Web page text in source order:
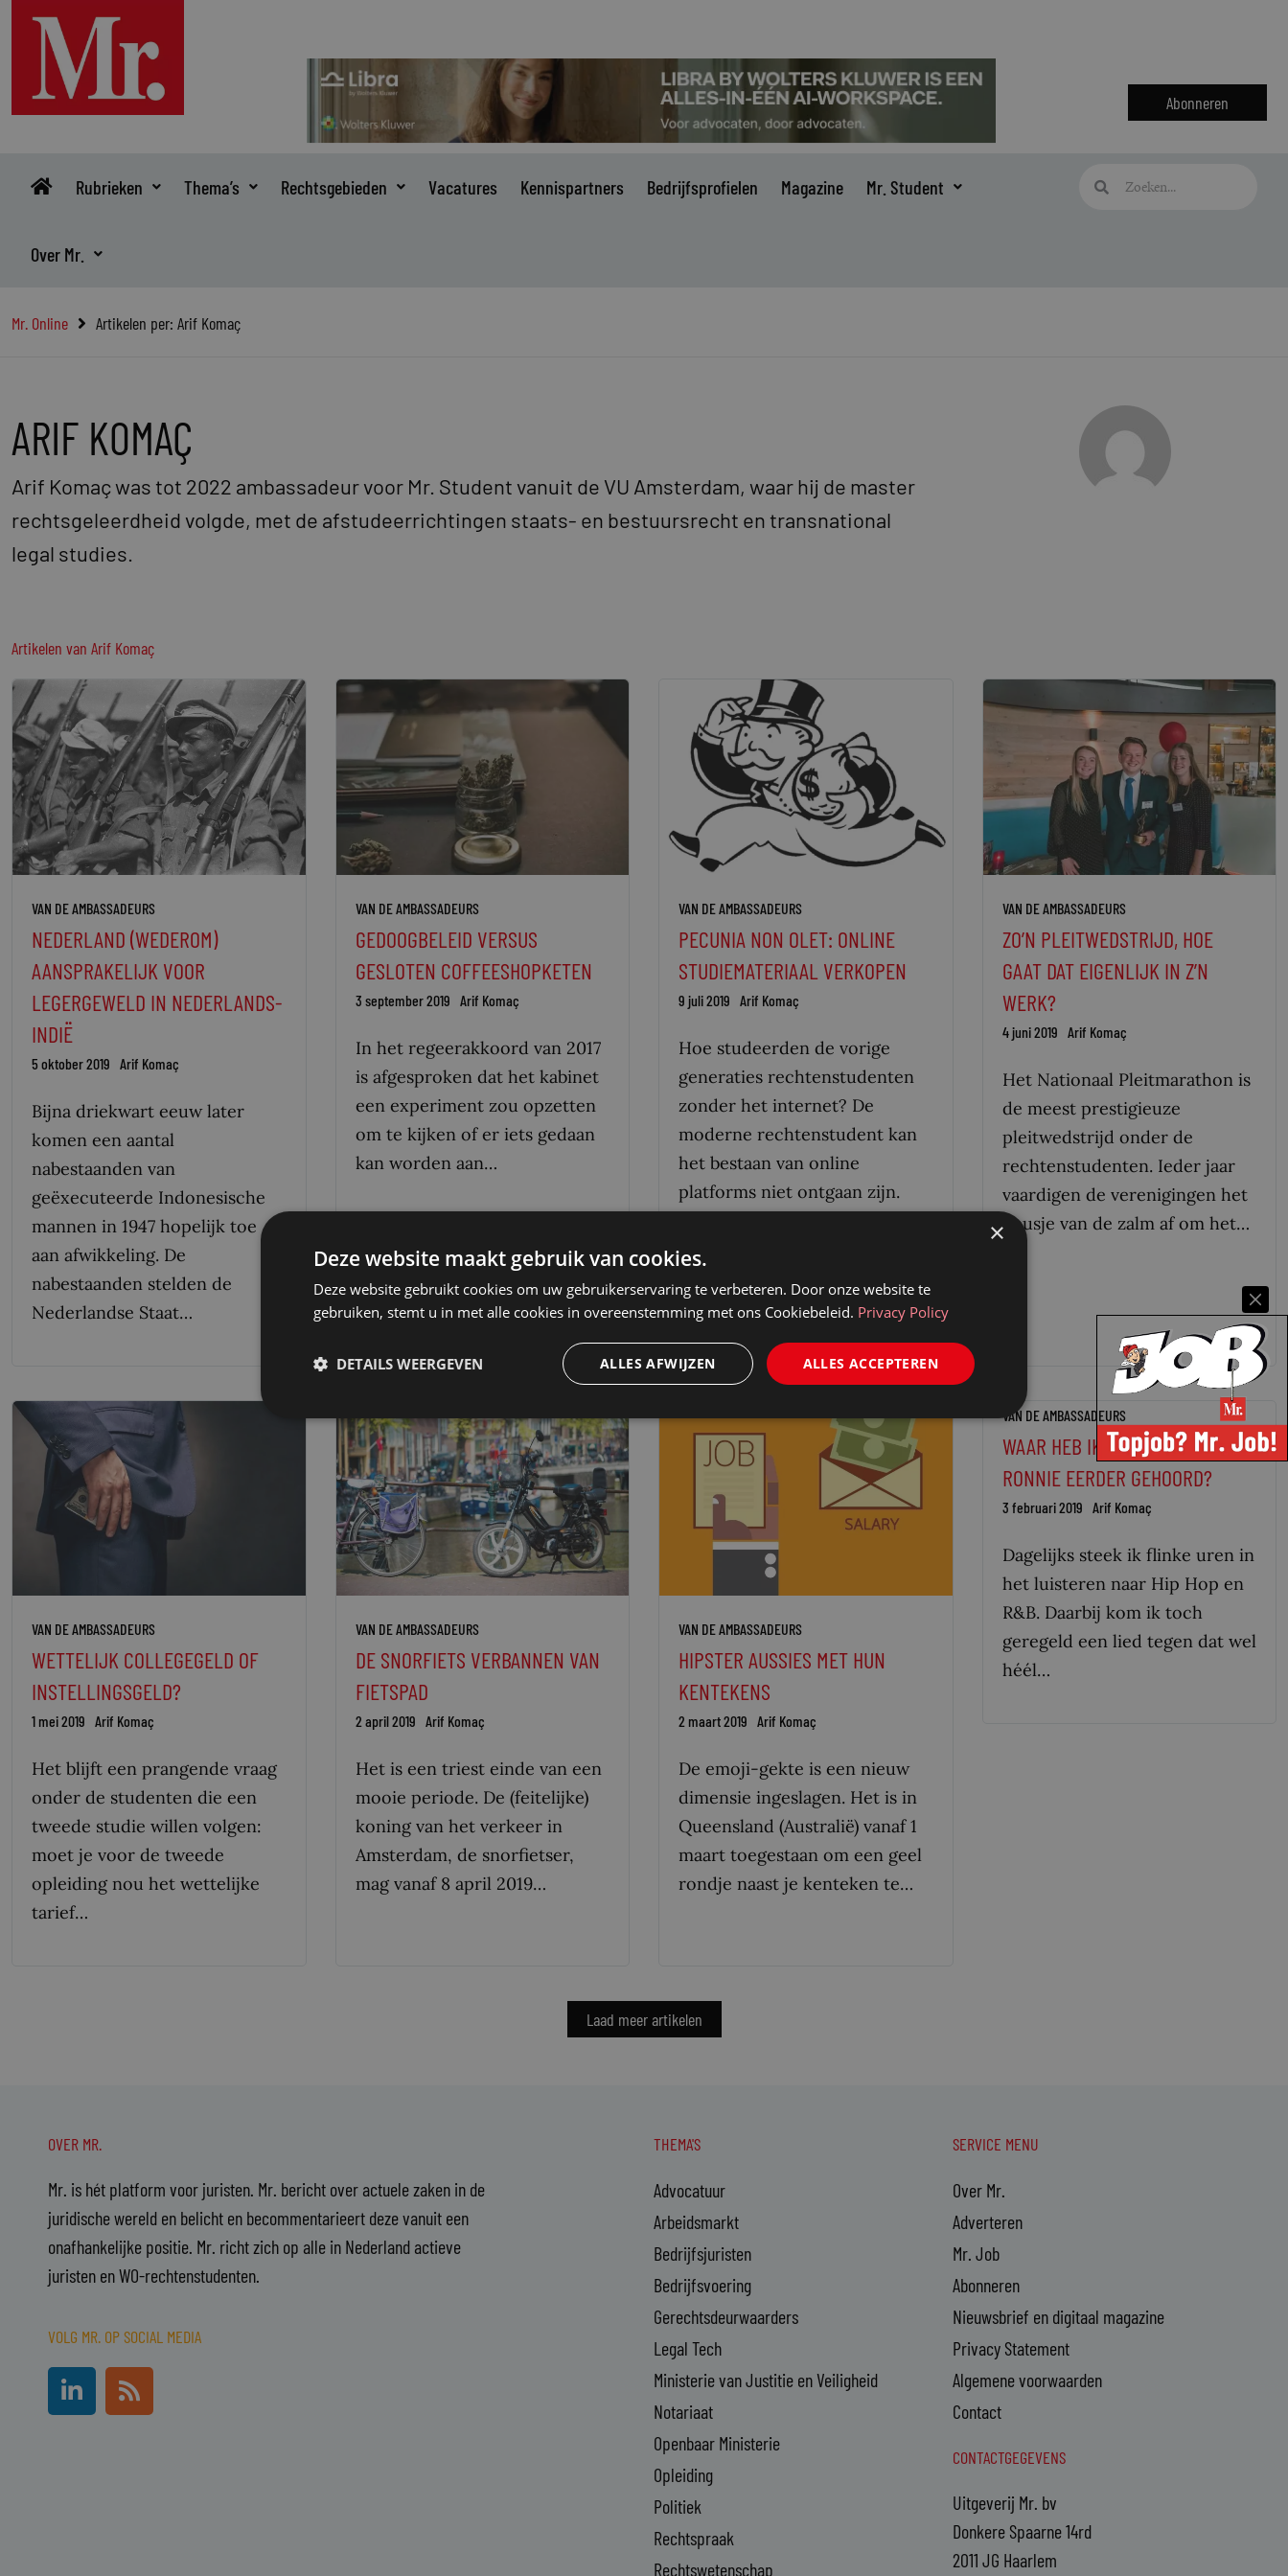
inhoud
Abonneren
Rubrieken Thema’s Rechtsgebieden Vacatures Kennispartners Bedrijfsprofielen Magazine Mr. Student
Over Mr.
Zoeken
Mr. Online Artikelen per: Arif Komaç
ARIF KOMAÇ
Arif Komaç was tot 2022 ambassadeur voor Mr. Student vanuit de VU Amsterdam, waar hij de master
rechtsgeleerdheid volgde, met de afstudeerrichtingen staats- en bestuursrecht en transnational
legal studies.
Artikelen van Arif Komaç
VAN DE AMBASSADEURS
NEDERLAND (WEDEROM)
AANSPRAKELIJK VOOR
LEGERGEWELD IN NEDERLANDS-
INDIË
5 oktober 2019 Arif Komaç
Bijna driekwart eeuw later
komen een aantal
nabestaanden van
geëxecuteerde Indonesische
mannen in 1947 hopelijk toe
aan afwikkeling. De
nabestaanden stelden de
Nederlandse Staat…
VAN DE AMBASSADEURS
GEDOOGBELEID VERSUS
GESLOTEN COFFEESHOPKETEN
3 september 2019 Arif Komaç
In het regeerakkoord van 2017
is afgesproken dat het kabinet
een experiment zou opzetten
om te kijken of er iets gedaan
kan worden aan…
VAN DE AMBASSADEURS
PECUNIA NON OLET: ONLINE
STUDIEMATERIAAL VERKOPEN
9 juli 2019 Arif Komaç
Hoe studeerden de vorige
generaties rechtenstudenten
zonder het internet? De
moderne rechtenstudent kan
het bestaan van online
platforms niet ontgaan zijn.
VAN DE AMBASSADEURS
ZO’N PLEITWEDSTRIJD, HOE
GAAT DAT EIGENLIJK IN Z’N
WERK?
4 juni 2019 Arif Komaç
Het Nationaal Pleitmarathon is
de meest prestigieuze
pleitwedstrijd onder de
rechtenstudenten. Ieder jaar
vaardigen de verenigingen het
neusje van de zalm af om het…
VAN DE AMBASSADEURS
WETTELIJK COLLEGEGELD OF
INSTELLINGSGELD?
1 mei 2019 Arif Komaç
Het blijft een prangende vraag
onder de studenten die een
tweede studie willen volgen:
moet je voor de tweede
opleiding nou het wettelijke
tarief…
VAN DE AMBASSADEURS
DE SNORFIETS VERBANNEN VAN
FIETSPAD
2 april 2019 Arif Komaç
Het is een triest einde van een
mooie periode. De (feitelijke)
koning van het verkeer in
Amsterdam, de snorfietser,
mag vanaf 8 april 2019…
VAN DE AMBASSADEURS
HIPSTER AUSSIES MET HUN
KENTEKENS
2 maart 2019 Arif Komaç
De emoji-gekte is een nieuw
dimensie ingeslagen. Het is in
Queensland (Australië) vanaf 1
maart toegestaan om een geel
rondje naast je kenteken te…
VAN DE AMBASSADEURS
WAAR HEB IK DIE TUNE VAN
RONNIE EERDER GEHOORD?
3 februari 2019 Arif Komaç
Dagelijks steek ik flinke uren in
het luisteren naar Hip Hop en
R&B. Daarbij kom ik toch
geregeld een lied tegen dat wel
héél…
Laad meer artikelen
OVER MR.
Mr. is hét platform voor juristen. Mr. bericht over actuele zaken in de
juridische wereld en belicht en becommentarieert deze vanuit een
onafhankelijke positie. Mr. richt zich op alle in Nederland actieve
juristen en WO-rechtenstudenten.
VOLG MR. OP SOCIAL MEDIA
L
i
n
R
s
s
THEMA'S
Advocatuur
Arbeidsmarkt
Bedrijfsjuristen
Bedrijfsvoering
Gerechtsdeurwaarders
Legal Tech
Ministerie van Justitie en Veiligheid
Notariaat
Openbaar Ministerie
Opleiding
Politiek
Rechtspraak
Rechtswetenschap
SERVICE MENU
Over Mr.
Adverteren
Mr. Job
Abonneren
Nieuwsbrief en digitaal magazine
Privacy Statement
Algemene voorwaarden
Contact
CONTACTGEGEVENS
Uitgeverij Mr. bv
Donkere Spaarne 14rd
2011 JG Haarlem
×
Deze website maakt gebruik van cookies.
Deze website gebruikt cookies om uw gebruikerservaring te verbeteren. Door onze website te
gebruiken, stemt u in met alle cookies in overeenstemming met ons Cookiebeleid. Privacy Policy
ALLES ACCEPTEREN
ALLES AFWIJZEN
DETAILS WEERGEVEN